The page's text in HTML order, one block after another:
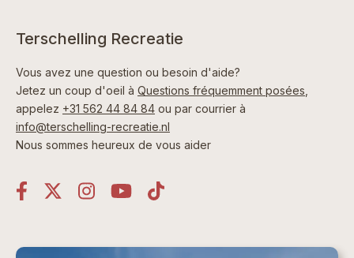
Terschelling Recreatie
Vous avez une question ou besoin d'aide?
Jetez un coup d'oeil à Questions fréquemment posées
appelez +31 562 44 84 84 ou par courrier à
info@terschelling-recreatie.nl
Nous sommes heureux de vous aider